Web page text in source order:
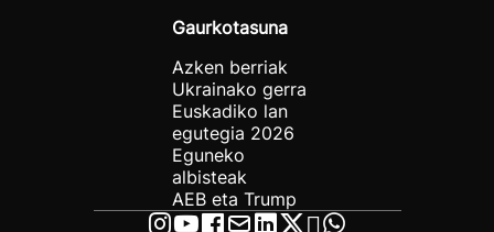
Gaurkotasuna
Azken berriak
Ukrainako gerra
Euskadiko lan
egutegia 2026
Eguneko
albisteak
AEB eta Trump